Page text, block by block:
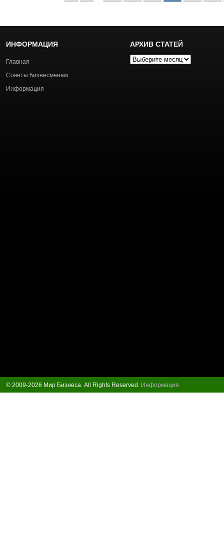
ИНФОРМАЦИЯ
Главная
Советы бизнесменам
Информация
АРХИВ СТАТЕЙ
Архив
© 2009-2026 Мир Бизнеса. All Rights Reserved. Информация